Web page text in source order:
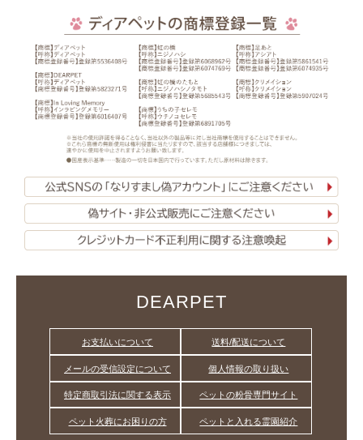
DEARPET
お支払いについて 送料/配送について
メールの受信設定について 個人情報の取り扱い
特定商取引法に関する表示 ペットの粉骨専門サイト
ペット火葬にお困りの方 ペットと入れる霊園紹介